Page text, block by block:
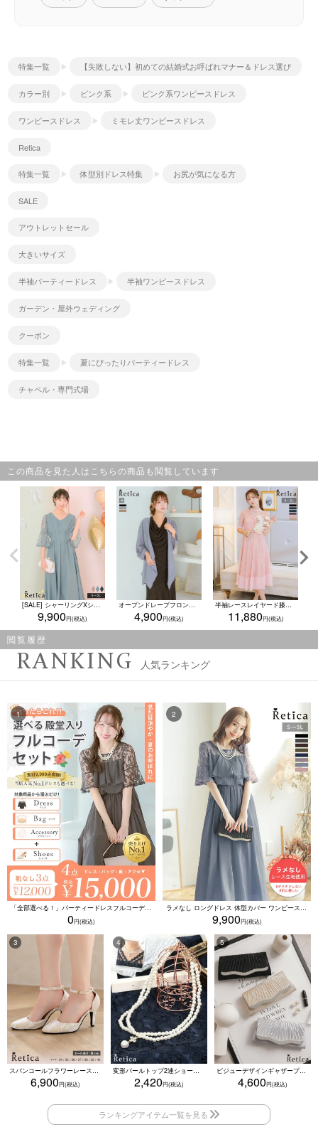
特集一覧 【失敗しない】初めての結婚式お呼ばれマナー＆ドレス選び
カラー別 ピンク系 ピンク系ワンピースドレス
ワンピースドレス ミモレ丈ワンピースドレス
Retica
特集一覧 体型別ドレス特集 お尻が気になる方
SALE
アウトレットセール
大きいサイズ
半袖パーティードレス 半袖ワンピースドレス
ガーデン・屋外ウェディング
クーポン
特集一覧 夏にぴったりパーティードレス
チャペル・専門式場
この商品を見た人はこちらの商品も閲覧しています
[SALE] シャーリングXシルエットレースベルスリーブパーティードレス(Sサイズ～2Lサイズ)
9,900
オープンドレープフロントシアーロングカーディガン結婚式 二次会(Mサイズ)
4,900
半袖レースレイヤード膝丈ワンピースパーティードレス [パールネックレス付き] (Sサイズ～3Lサイズ)
11,880
閲覧履歴
RANKING 人気ランキング
「全部選べる！」パーティードレスフルコーデセット (ドレス1点＋バッグ1点＋アクセ1点+靴1足/4点15000円(税込)/靴なしで12000円(税込))
0
ラメなし ロングドレス 体型カバー ワンピース 敏感肌対応 結婚式 二次会 お呼ばれ 大人 上品 (Sサイズ～5Lサイズ)
9,900
スパンコールフラワーレースアンクルストラップハイヒールセパレートパンプス (ベージュ)
6,900
変形パールトップ2連ショートパールネックレス(ホワイト)
2,420
ビジューデザインギャザープリーツ入り2wayバッグ(ベージュ/シルバー/ブラック)
4,600